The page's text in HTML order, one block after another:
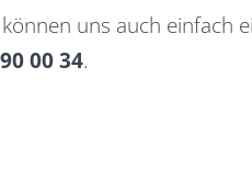
uns auch einfach
00 34.